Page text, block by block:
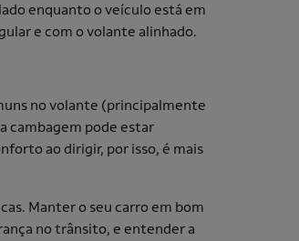
enquanto o veículo está em
e com o volante alinhado.
no volante (principalmente
cambagem pode estar
ao dirigir, por isso, é mais
Manter o seu carro em bom
no trânsito, e entender a